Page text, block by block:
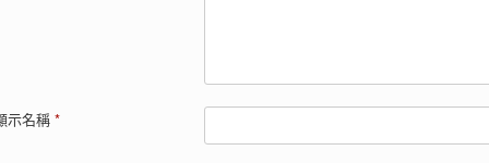
示名稱*